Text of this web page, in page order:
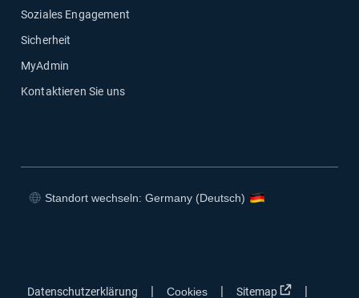
Soziales Engagement
Sicherheit
MyAdmin
Kontaktieren Sie uns
Standort wechseln: Germany (Deutsch)
Datenschutzerklärung Cookies Sitemap In neuem